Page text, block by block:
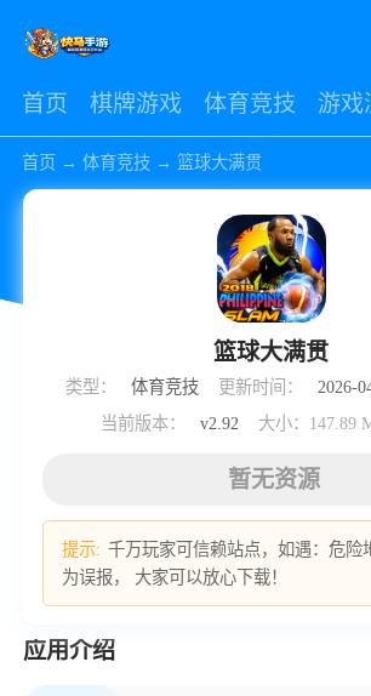
首页 棋牌游戏 体育竞技 游戏
首页 → 体育竞技→ 篮球大满贯
篮球大满贯
类型： 体育竞技 更新时间：
2026-
当前版本：
v2.92 大小：147.89
暂无资源
提示: 千万玩家可信赖站点，如遇：危险
为误报， 大家可以放心下载！
应用介绍